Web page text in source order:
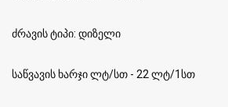
ძრავის ტიპი: დიზელი
საწვავის ხარჯი ლტ/სთ - 22 ლტ/1სთ